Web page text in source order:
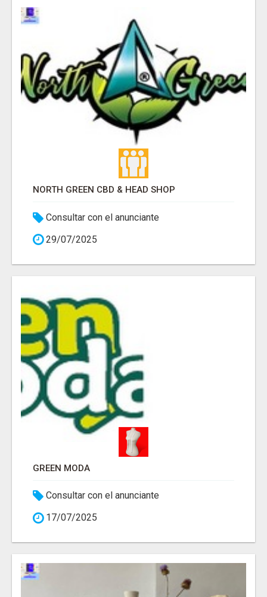
NORTH GREEN CBD & HEAD SHOP
Consultar con el anunciante
29/07/2025
GREEN MODA
Consultar con el anunciante
17/07/2025